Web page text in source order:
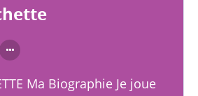
Ma Biographie Je joue